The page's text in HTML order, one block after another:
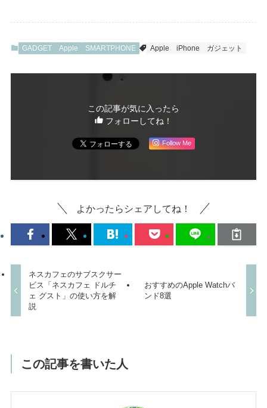
GADGET Apple SMARTPHONE Apple iPhone ガジェット
この記事が気に入ったら
フォローしてね！
Follow Me
よかったらシェアしてね！
ネスカフェのサブスクサー
ビス「ネスカフェ ドルチ
ェ グスト」の使い方を解
説
おすすめのApple Watchバ
ンド8選
この記事を書いた人